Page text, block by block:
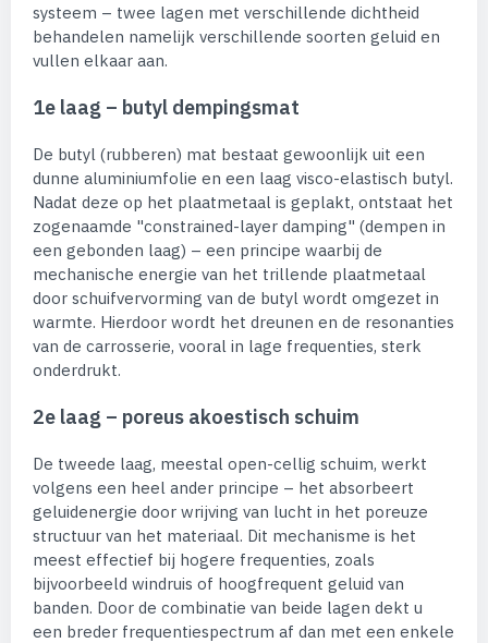
systeem – twee lagen met verschillende dichtheid
behandelen namelijk verschillende soorten geluid en
vullen elkaar aan.
1e laag – butyl dempingsmat
De butyl (rubberen) mat bestaat gewoonlijk uit een
dunne aluminiumfolie en een laag visco-elastisch butyl.
Nadat deze op het plaatmetaal is geplakt, ontstaat het
zogenaamde "constrained-layer damping" (dempen in
een gebonden laag) – een principe waarbij de
mechanische energie van het trillende plaatmetaal
door schuifvervorming van de butyl wordt omgezet in
warmte. Hierdoor wordt het dreunen en de resonanties
van de carrosserie, vooral in lage frequenties, sterk
onderdrukt.
2e laag – poreus akoestisch schuim
De tweede laag, meestal open-cellig schuim, werkt
volgens een heel ander principe – het absorbeert
geluidenergie door wrijving van lucht in het poreuze
structuur van het materiaal. Dit mechanisme is het
meest effectief bij hogere frequenties, zoals
bijvoorbeeld windruis of hoogfrequent geluid van
banden. Door de combinatie van beide lagen dekt u
een breder frequentiespectrum af dan met een enkele